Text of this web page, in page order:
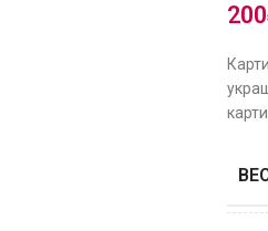
200